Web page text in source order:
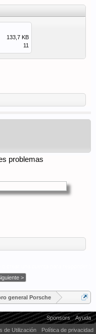
133,7 KB
11
problemas
>
general Porsche
Sponsors
Ayuda
de Utilización
Política de privacidad